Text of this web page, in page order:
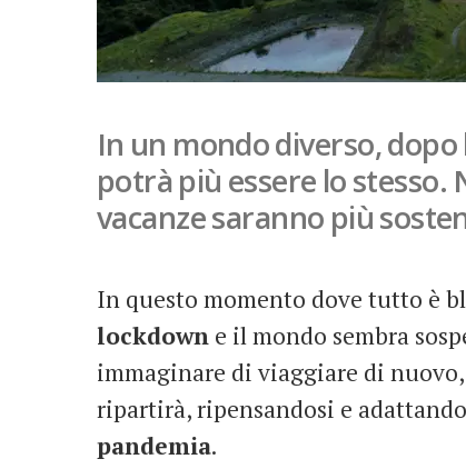
In un mondo diverso,
potrà più essere lo stesso.
vacanze saranno più
In questo momento dove tutto è
lockdown e il mondo sembra
immaginare di viaggiare di
ripartirà, ripensandosi e
pandemia.